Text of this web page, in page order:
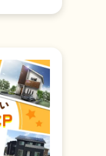
くな
ょ
感し
以下
）
トで